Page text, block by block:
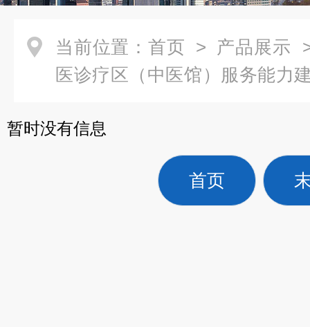
当前位置： 首页 > 产品展示
医诊疗区（中医馆）服务能力
暂时没有信息
首页